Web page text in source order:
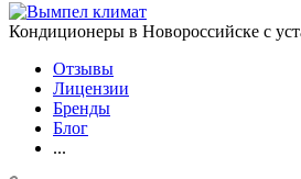
Кондиционеры в Новороссийске с
Отзывы
Лицензии
Бренды
Блог
...